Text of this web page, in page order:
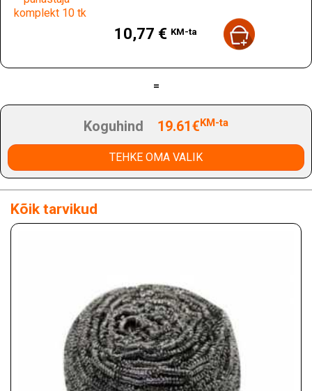
10,77 € KM-ta
=
Koguhind 19.61€KM-ta
TEHKE OMA VALIK
Kõik tarvikud